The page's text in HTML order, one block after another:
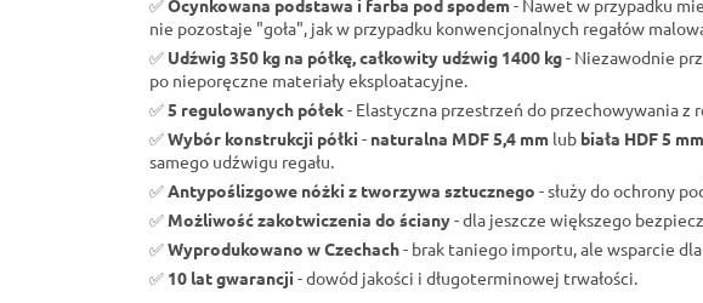
✅Ocynkowana podstawa i farba pod spodem- Nawet w przypadku
nie pozostaje "goła", jak w przypadku konwencjonalnych regałów
✅ Udźwig 350 kg na półkę, całkowity udźwig 1400 kg- Niezawodnie
po nieporęczne materiały eksploatacyjne.
✅5 regulowanych półek- Elastyczna przestrzeń do przechowywania z
✅Wybór konstrukcji półki - naturalna MDF 5,4 mm lub biała HDF 5 mm
samego udźwigu regału.
✅Antypoślizgowe nóżki z tworzywa sztucznego - służy do ochrony
✅ Możliwość zakotwiczenia do ściany- dla jeszcze większego
✅Wyprodukowano w Czechach- brak taniego importu, ale wsparcie
✅ 10 lat gwarancji - dowód jakości i długoterminowej trwałości.